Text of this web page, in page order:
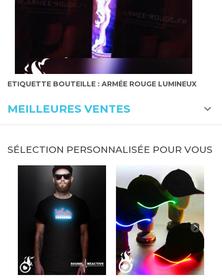
ETIQUETTE BOUTEILLE : ARMÉE ROUGE LUMINEUX
MEILLEURES VENTES
SÉLECTION PERSONNALISÉE POUR VOUS